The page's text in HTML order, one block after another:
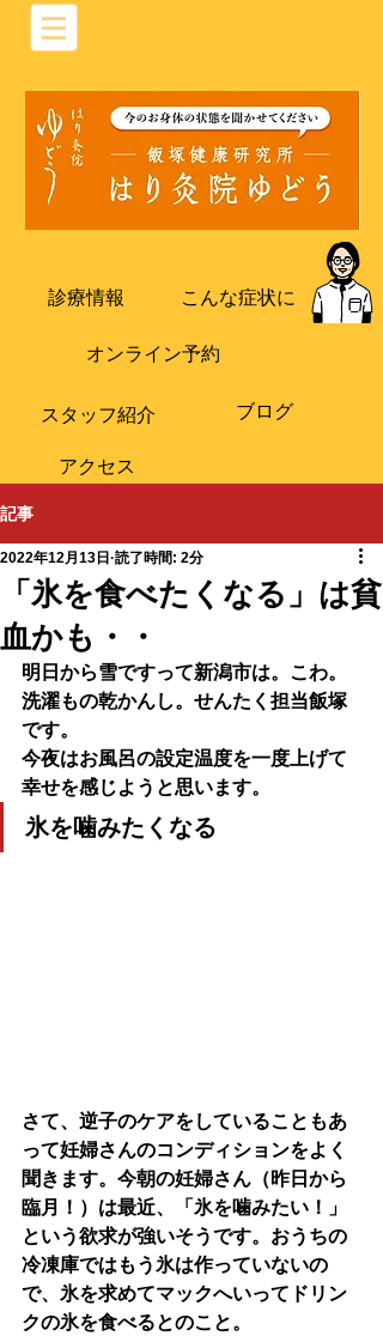
診療情報 こんな症状に
オンライン予約
​スタッフ紹介 ブログ
​アクセス
記事
「氷を食べたくなる」は貧
血かも・・
2022年12月13日 読了時間: 2分
明日から雪ですって新潟市は。こわ。
洗濯もの乾かんし。せんたく担当飯塚
です。
今夜はお風呂の設定温度を一度上げて
幸せを感じようと思います。
氷を噛みたくなる
さて、逆子のケアをしていることもあ
って妊婦さんのコンディションをよく
聞きます。今朝の妊婦さん（昨日から
臨月！）は最近、「氷を噛みたい！」
という欲求が強いそうです。おうちの
冷凍庫ではもう氷は作っていないの
で、氷を求めてマックへいってドリン
クの氷を食べるとのこと。